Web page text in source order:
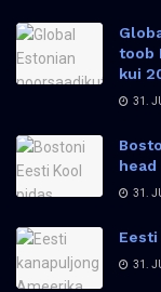
toob
kui
31.
31.
31.